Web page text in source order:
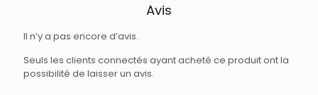
Avis
Il n’y a pas encore d’avis.
Seuls les clients connectés ayant acheté ce produit ont la
possibilité de laisser un avis.